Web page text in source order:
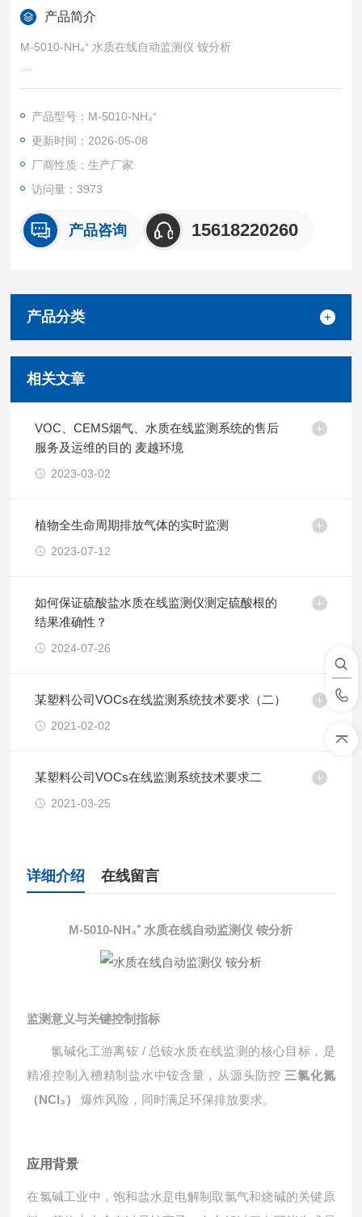
产品简介
M-5010-NH₄⁺ 水质在线自动监测仪 铵分析
监测意义与关键控制指标：
安全核心：
盐水中的铵（NH₄⁺）与氯气反应生成 NCl₃，其富集易引发爆
炸。必须严格控制铵含量，确保生产安全。
入槽精制盐水
液氯系统
NCl₃ 排放物 ≤ 0.5 wt%（以降低富集爆炸风险）
产品型号：M-5010-NH₄⁺
更新时间：2026-05-08
厂商性质：生产厂家
访问量：3973
产品咨询 15618220260
产品分类
相关文章
VOC、CEMS烟气、水质在线监测系统的售后
服务及运维的目的 麦越环境
2023-03-02
植物全生命周期排放气体的实时监测
2023-07-12
如何保证硫酸盐水质在线监测仪测定硫酸根的
结果准确性？
2024-07-26
某塑料公司VOCs在线监测系统技术要求（二）
2021-02-02
某塑料公司VOCs在线监测系统技术要求二
2021-03-25
详细介绍 在线留言
M-5010-NH₄⁺ 水质在线自动监测仪 铵分析
监测意义与关键控制指标
氯碱化工游离铵 / 总铵水质在线监测的核心目标，是
精准控制入槽精制盐水中铵含量，从源头防控 三氯化氮
（NCl₃）
爆炸风险，同时满足环保排放要求。
应用背景
在氯碱工业中，饱和盐水是电解制取氯气和烧碱的关键原